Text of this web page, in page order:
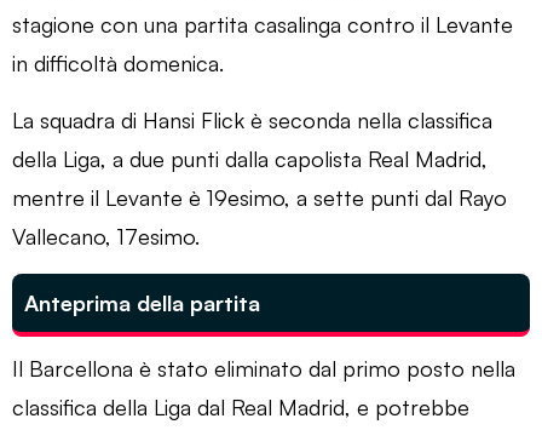
stagione con una partita casalinga contro il Levante
in difficoltà domenica.
La squadra di Hansi Flick è seconda nella classifica
della Liga, a due punti dalla capolista Real Madrid,
mentre il Levante è 19esimo, a sette punti dal Rayo
Vallecano, 17esimo.
Anteprima della partita
Il Barcellona è stato eliminato dal primo posto nella
classifica della Liga dal Real Madrid, e potrebbe